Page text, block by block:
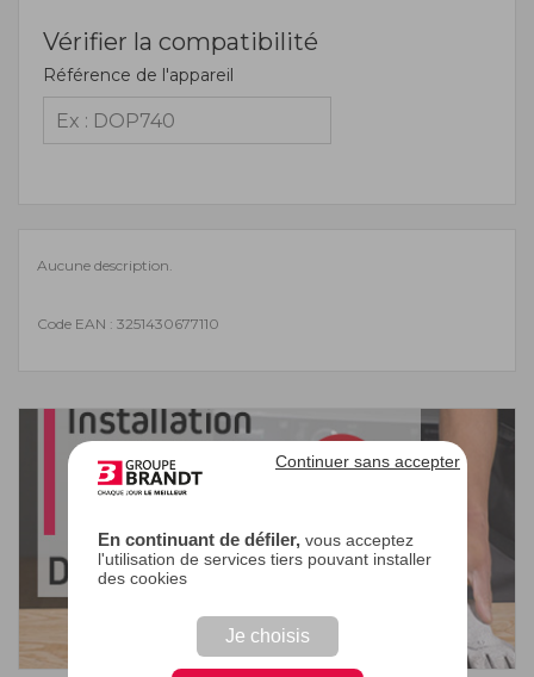
En continuant de défiler, vous acceptez
l'utilisation de services tiers pouvant installer
des cookies
Je choisis
Continuer sans accepter
Vérifier la compatibilité
Référence de l'appareil
Aucune description.
Code EAN : 3251430677110